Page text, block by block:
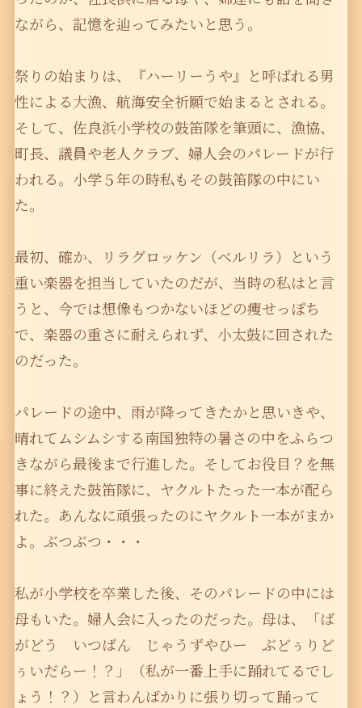
ながら、記憶を辿ってみたいと思う。
祭りの始まりは、『ハーリーうや』と呼ばれる男
性による大漁、航海安全祈願で始まるとされる。
そして、佐良浜小学校の鼓笛隊を筆頭に、漁協、
町長、議員や老人クラブ、婦人会のパレードが行
われる。小学５年の時私もその鼓笛隊の中にい
た。
最初、確か、リラグロッケン（ベルリラ）という
重い楽器を担当していたのだが、当時の私はと言
うと、今では想像もつかないほどの痩せっぽち
で、楽器の重さに耐えられず、小太鼓に回された
のだった。
パレードの途中、雨が降ってきたかと思いきや、
晴れてムシムシする南国独特の暑さの中をふらつ
きながら最後まで行進した。そしてお役目？を無
事に終えた鼓笛隊に、ヤクルトたった一本が配ら
れた。あんなに頑張ったのにヤクルト一本がまか
よ。ぶつぶつ・・・
私が小学校を卒業した後、そのパレードの中には
母もいた。婦人会に入ったのだった。母は、「ば
がどう いつばん じゃうずやひー ぶどぅりど
ぅいだらー！？」（私が一番上手に踊れてるでし
ょう！？）と言わんばかりに張り切って踊って